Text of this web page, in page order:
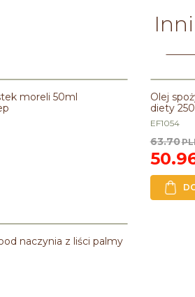
moreli 50ml
Olej
diety
EF1054
63.70
naczynia z liści palmy